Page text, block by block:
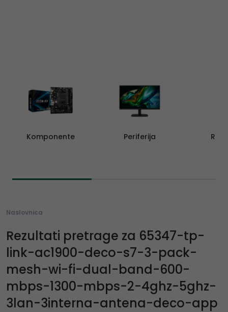
Komponente Periferija
Naslovnica
Rezultati pretrage za 65347-tp-
link-ac1900-deco-s7-3-pack-
mesh-wi-fi-dual-band-600-
mbps-1300-mbps-2-4ghz-5ghz-
3lan-3interna-antena-deco-app